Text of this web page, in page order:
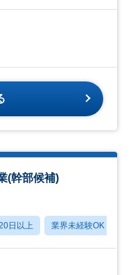
(幹部候補)
日以上 業界未経験OK